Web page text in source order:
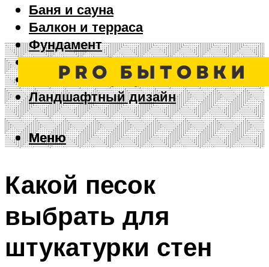
Баня и сауна
Балкон и терраса
Фундамент
Ворота и забор
Дизайн интерьера
Ландшафтный дизайн
Меню
Меню
Какой песок
выбрать для
штукатурки стен